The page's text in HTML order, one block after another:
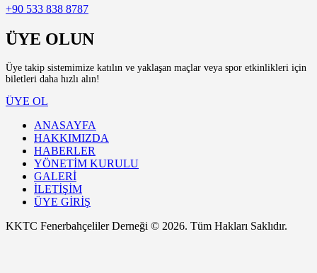
+90 533 838 8787
ÜYE OLUN
Üye takip sistemimize katılın ve yaklaşan maçlar veya spor etkinlikleri için
biletleri daha hızlı alın!
ÜYE OL
ANASAYFA
HAKKIMIZDA
HABERLER
YÖNETİM KURULU
GALERİ
İLETİŞİM
ÜYE GİRİŞ
KKTC Fenerbahçeliler Derneği © 2026. Tüm Hakları Saklıdır.